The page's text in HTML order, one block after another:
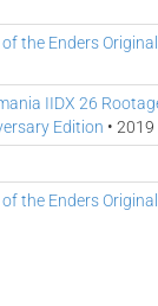
the Enders
IIDX 26
Edition • 2019
the Enders